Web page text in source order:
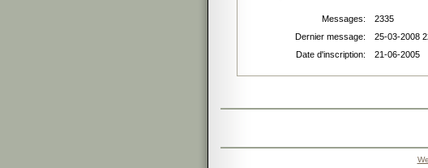
Messages:
2335
Dernier message:
25-03-2008
Date d'inscription:
21-06-2005